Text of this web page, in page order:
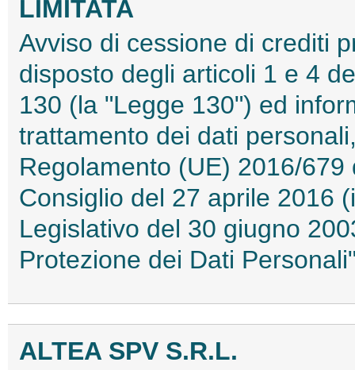
LIMITATA
Avviso di cessione di crediti
disposto degli articoli 1 e 4
130 (la "Legge 130") ed
trattamento dei dati
Regolamento (UE) 2016/
Consiglio del 27 aprile 2016
Legislativo del 30 giugno
Protezione dei Dati
ALTEA SPV S.R.L.